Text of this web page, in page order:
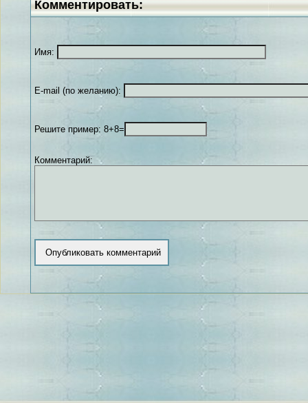
Комментировать:
Имя:
E-mail (по желанию):
Решите пример: 8+8=
Комментарий: